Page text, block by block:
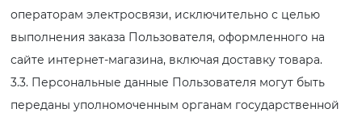
операторам электросвязи, исключительно с целью
выполнения заказа Пользователя, оформленного на
сайте интернет-магазина, включая доставку товара.
3.3. Персональные данные Пользователя могут быть
переданы уполномоченным органам государственной